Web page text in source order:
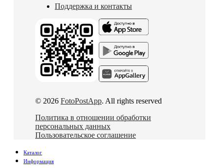
Поддержка и контакты
© 2026 FotoPostApp. All rights reserved
Политика в отношении обработки
персональных данных
Пользовательское соглашение
Каталог
Информация